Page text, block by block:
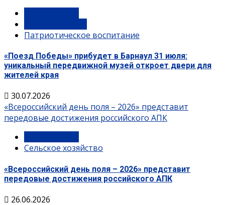
Патриотическое воспитание
«Поезд Победы» прибудет в Барнаул 31 июля:
уникальный передвижной музей откроет двери для
жителей края
30.07.2026
«Всероссийский день поля – 2026» представит
передовые достижения российского АПК
Сельское хозяйство
«Всероссийский день поля – 2026» представит
передовые достижения российского АПК
26.06.2026